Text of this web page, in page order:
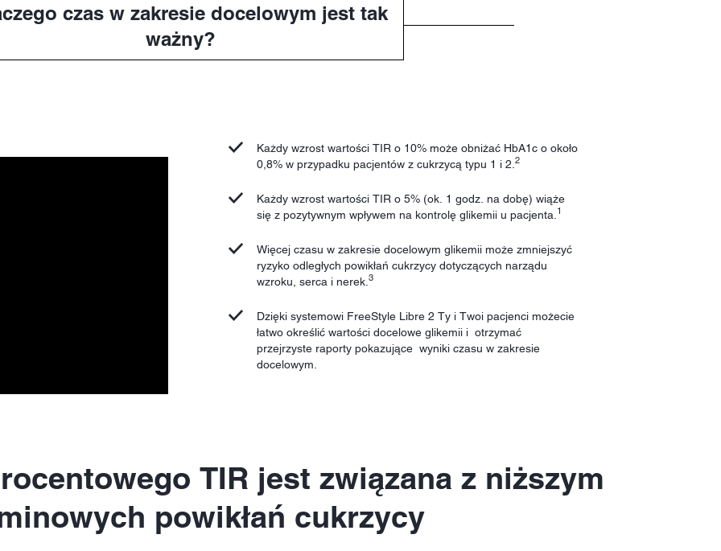
czas w zakresie docelowym jest tak
ważny?
Każdy wzrost wartości TIR o 10% może obniżać HbA1c o około
0,8% w przypadku pacjentów z cukrzycą typu 1 i 2. 2
Każdy wzrost wartości TIR o 5% (ok. 1 godz. na dobę) wiąże
się z pozytywnym wpływem na kontrolę glikemii u pacjenta. 1
Więcej czasu w zakresie docelowym glikemii może zmniejszyć
ryzyko odległych powikłań cukrzycy dotyczących narządu
wzroku, serca i nerek. 3
Dzięki systemowi FreeStyle Libre 2 Ty i Twoi pacjenci możecie
łatwo określić wartości docelowe glikemii i otrzymać
przejrzyste raporty pokazujące wyniki czasu w zakresie
docelowym.
TIR jest związana z niższym
powikłań cukrzycy